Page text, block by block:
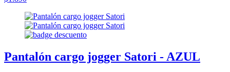
Pantalón cargo jogger Satori - AZUL